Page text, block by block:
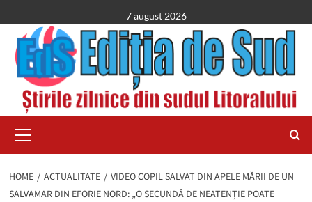
to
content
7 august 2026
Menu
HOME ACTUALITATE
VIDEO COPIL SALVAT DIN APELE MĂRII DE UN
SALVAMAR DIN EFORIE NORD: „O SECUNDĂ DE NEATENȚIE POATE